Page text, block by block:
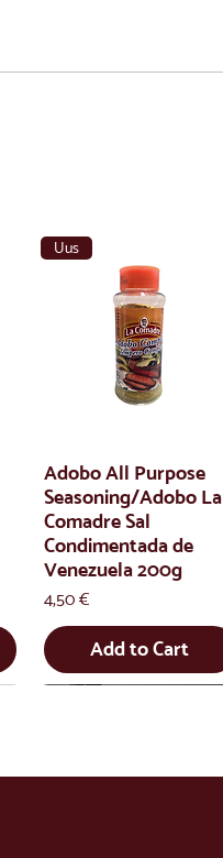
Uus
Adobo All Purpose
Seasoning/Adobo La
Comadre Sal
Condimentada de
Venezuela 200g
Price
4,50 €
Add to Cart